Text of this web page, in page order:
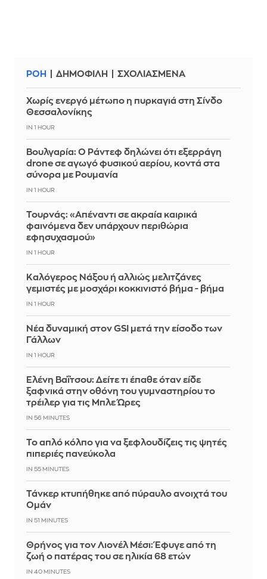
ΡΟΗ ΔΗΜΟΦΙΛΗ ΣΧΟΛΙΑΣΜΕΝΑ
Χωρίς ενεργό μέτωπο η πυρκαγιά στη Σίνδο
Θεσσαλονίκης
IN 1 HOUR
Βουλγαρία: Ο Ράντεφ δηλώνει ότι εξερράγη
drone σε αγωγό φυσικού αερίου, κοντά στα
σύνορα με Ρουμανία
IN 1 HOUR
Τουρνάς: «Απέναντι σε ακραία καιρικά
φαινόμενα δεν υπάρχουν περιθώρια
εφησυχασμού»
IN 1 HOUR
Καλόγερος Νάξου ή αλλιώς μελιτζάνες
γεμιστές με μοσχάρι κοκκινιστό βήμα - βήμα
IN 1 HOUR
Νέα δυναμική στον GSI μετά την είσοδο των
Γάλλων
IN 1 HOUR
Ελένη Βαΐτσου: Δείτε τι έπαθε όταν είδε
ξαφνικά στην οθόνη του γυμναστηρίου το
τρέιλερ για τις Μπλε Ώρες
IN 56 MINUTES
Το απλό κόλπο για να ξεφλουδίζεις τις ψητές
πιπεριές πανεύκολα
IN 55 MINUTES
Τάνκερ κτυπήθηκε από πύραυλο ανοιχτά του
Ομάν
IN 51 MINUTES
Θρήνος για τον Λιονέλ Μέσι: Έφυγε από τη
ζωή ο πατέρας του σε ηλικία 68 ετών
IN 40 MINUTES